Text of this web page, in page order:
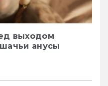
выходом
анусы